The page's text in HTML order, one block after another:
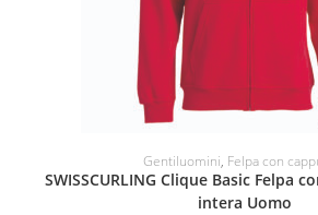
SELEZIONARE LE
Gentiluomini, Felpa con
SWISSCURLING Clique Basic Felpa
intera Uomo